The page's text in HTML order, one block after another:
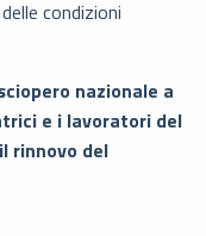
condizioni
nazionale a
e i lavoratori del
rinnovo del